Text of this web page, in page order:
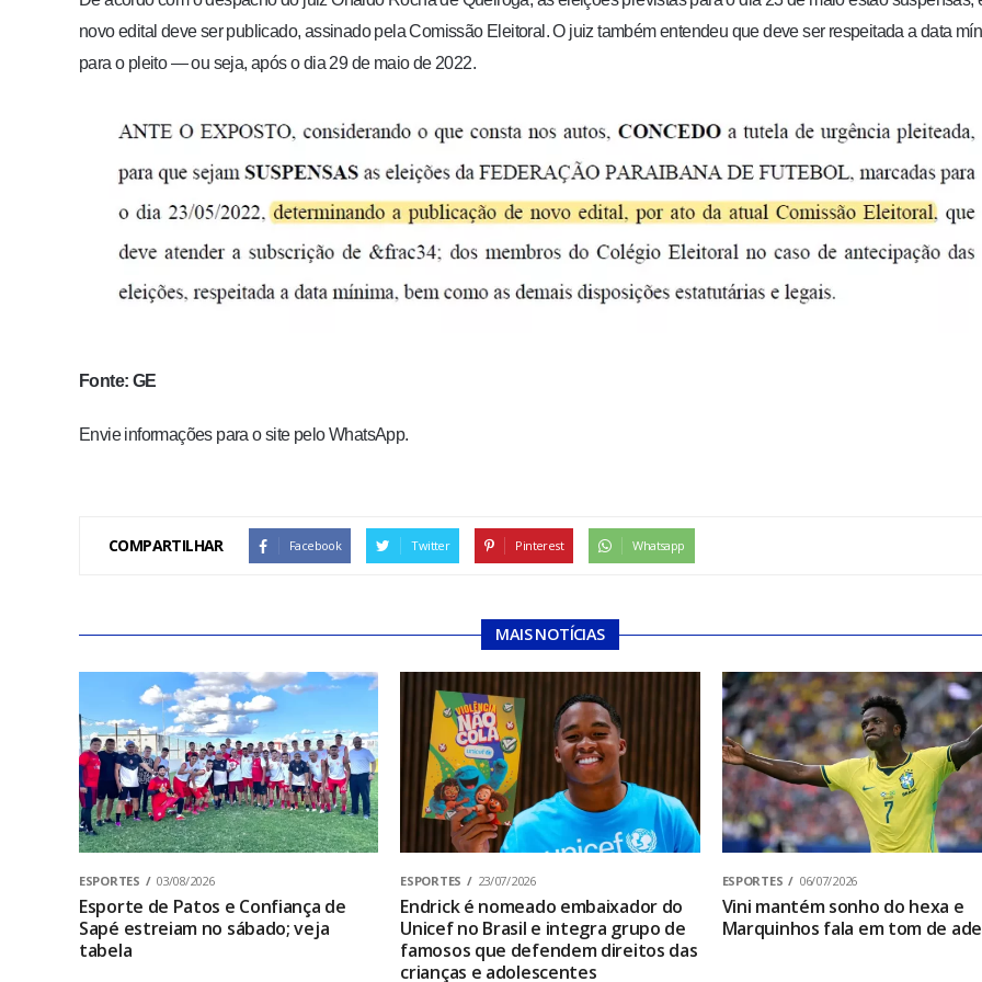
novo edital deve ser publicado, assinado pela Comissão Eleitoral. O juiz também entendeu que deve ser respeitada a data
para o pleito — ou seja, após o dia 29 de maio de 2022.
Fonte: GE
Envie informações para o site pelo WhatsApp.
COMPARTILHAR Facebook Twitter Pinterest Whatsapp
MAIS NOTÍCIAS
ESPORTES 03/08/2026
Esporte de Patos e Confiança de
Sapé estreiam no sábado; veja
tabela
ESPORTES 23/07/2026
Endrick é nomeado embaixador do
Unicef no Brasil e integra grupo de
famosos que defendem direitos das
crianças e adolescentes
ESPORTES 06/07/2026
Vini mantém sonho do hexa e
Marquinhos fala em tom de